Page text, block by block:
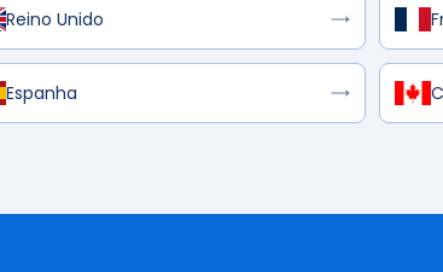
Reino Unido
Espanha